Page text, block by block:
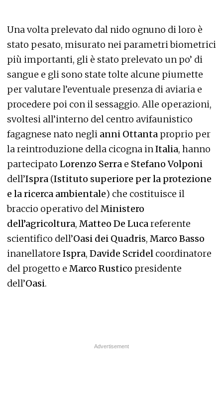
Una volta prelevato dal nido ognuno di loro è
stato pesato, misurato nei parametri biometrici
più importanti, gli è stato prelevato un po’ di
sangue e gli sono state tolte alcune piumette
per valutare l’eventuale presenza di aviaria e
procedere poi con il sessaggio. Alle operazioni,
svoltesi all’interno del centro avifaunistico
fagagnese nato negli anni Ottanta proprio per
la reintroduzione della cicogna inItalia, hanno
partecipato Lorenzo Serra e Stefano Volponi
dell’Ispra (Istituto superiore per la protezione
e la ricerca ambientale) che costituisce il
braccio operativo delMinistero
dell’agricoltura, Matteo De Lucareferente
scientifico dell’Oasi dei Quadris, Marco Basso
inanellatore Ispra, Davide Scridel coordinatore
del progetto e Marco Rustico presidente
dell’Oasi.